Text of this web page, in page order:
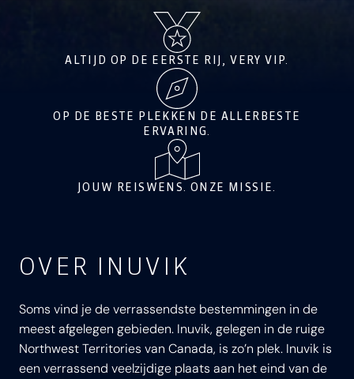
ALTIJD OP DE EERSTE RIJ, VERY VIP.
OP DE BESTE PLEKKEN DE ALLERBESTE
ERVARING.
JOUW REISWENS. ONZE MISSIE.
OVER INUVIK
Soms vind je de verrassendste bestemmingen in de
meest afgelegen gebieden. Inuvik, gelegen in de ruige
Northwest Territories van Canada, is zo’n plek. Inuvik is
een verrassend veelzijdige plaats aan het eind van de